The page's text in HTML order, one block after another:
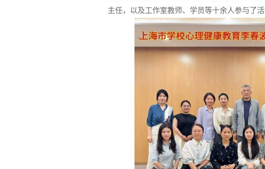
主任，以及工作室教师、学员等十余人参与了活